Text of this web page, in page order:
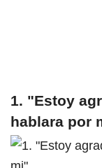
1. "Estoy
hablara por